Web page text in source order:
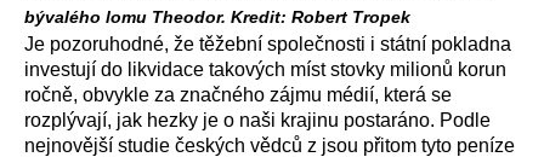
bývalého lomu Theodor. Kredit: Robert Tropek
Je pozoruhodné, že těžební společnosti i státní pokladna
investují do likvidace takových míst stovky milionů korun
ročně, obvykle za značného zájmu médií, která se
rozplývají, jak hezky je o naši krajinu postaráno. Podle
nejnovější studie českých vědců z jsou přitom tyto peníze